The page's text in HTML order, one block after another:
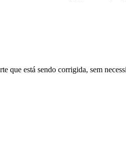
que está sendo corrigida, sem